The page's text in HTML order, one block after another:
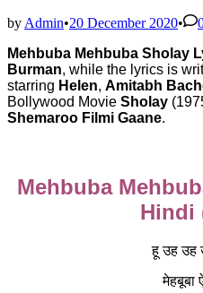
by Admin•20 December 2020•
Mehbuba Mehbuba Sholay
Burman, while the lyrics is
starring Helen, Amitabh
Bollywood Movie Sholay
Shemaroo Filmi Gaane.
Mehbuba
Hindi
हू उह उह
मेहबूबा